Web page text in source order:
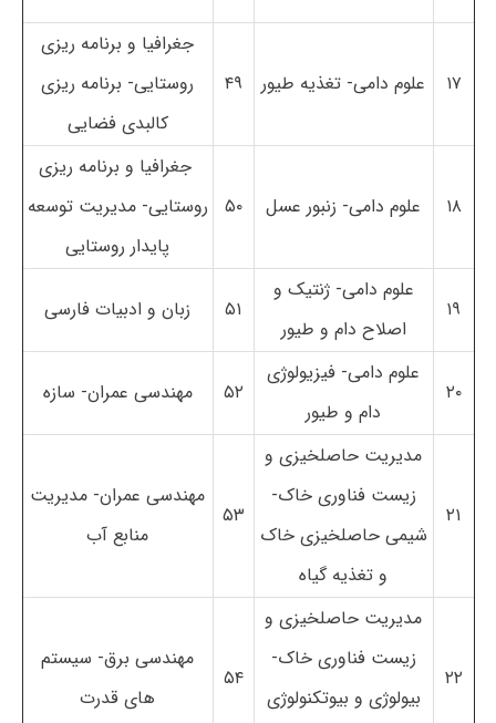
۱۷ علوم دامی- تغذیه طیور ۴۹
جغرافیا و برنامه ریزی
روستایی- برنامه ریزی
کالبدی فضایی
۱۸ علوم دامی- زنبور عسل ۵۰
جغرافیا و برنامه ریزی
روستایی- مدیریت توسعه
پایدار روستایی
۱۹
علوم دامی- ژنتیک و
اصلاح دام و طیور
۵۱ زبان و ادبیات فارسی
۲۰
علوم دامی- فیزیولوژی
دام و طیور
۵۲ مهندسی عمران- سازه
۲۱
مدیریت حاصلخیزی و
زیست فناوری خاک-
شیمی حاصلخیزی خاک
و تغذیه گیاه
۵۳
مهندسی عمران- مدیریت
منابع آب
۲۲
مدیریت حاصلخیزی و
زیست فناوری خاک-
بیولوژی و بیوتکنولوژی
۵۴
مهندسی برق- سیستم
های قدرت